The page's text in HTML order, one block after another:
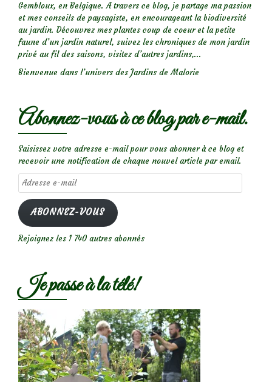
Gembloux, en Belgique. A travers ce blog, je partage ma passion
et mes conseils de paysagiste, en encourageant la biodiversité
au jardin. Découvrez mes plantes coup de coeur et la petite
faune d’un jardin naturel, suivez les chroniques de mon jardin
privé au fil des saisons, visitez d’autres jardins,...
Bienvenue dans l’univers des Jardins de Malorie
Abonnez-vous à ce blog par e-mail.
Saisissez votre adresse e-mail pour vous abonner à ce blog et
recevoir une notification de chaque nouvel article par email.
Adresse
e-
mail
ABONNEZ-VOUS
Rejoignez les 1 740 autres abonnés
Je passe à la télé!